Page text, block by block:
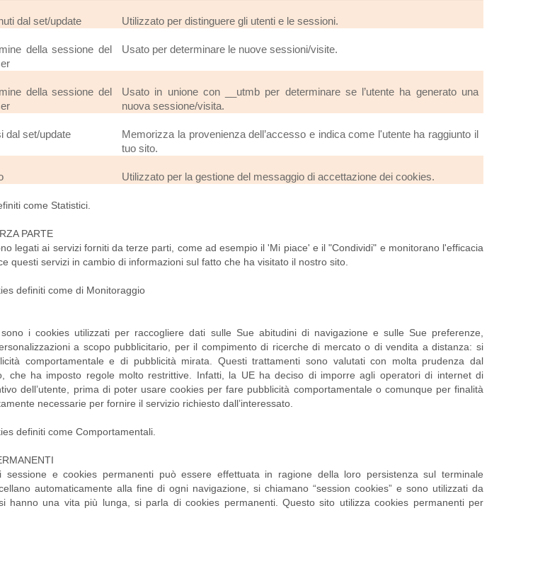
dal set/update Utilizzato per distinguere gli utenti e le sessioni.
della sessione del
Usato per determinare le nuove sessioni/visite.
della sessione del
Usato in unione con __utmb per determinare se l’utente ha generato una
nuova sessione/visita.
dal set/update
Memorizza la provenienza dell’accesso e indica come l'utente ha raggiunto il
tuo sito.
Utilizzato per la gestione del messaggio di accettazione dei cookies.
come Statistici.
PARTE
legati ai servizi forniti da terze parti, come ad esempio il 'Mi piace' e il "Condividi" e monitorano l'efficacia
questi servizi in cambio di informazioni sul fatto che ha visitato il nostro sito.
definiti come di Monitoraggio
sono i cookies utilizzati per raccogliere dati sulle Sue abitudini di navigazione e sulle Sue preferenze,
a scopo pubblicitario, per il compimento di ricerche di mercato o di vendita a distanza: si
comportamentale e di pubblicità mirata. Questi trattamenti sono valutati con molta prudenza dal
che ha imposto regole molto restrittive. Infatti, la UE ha deciso di imporre agli operatori di internet di
dell’utente, prima di poter usare cookies per fare pubblicità comportamentale o comunque per finalità
necessarie per fornire il servizio richiesto dall’interessato.
definiti come Comportamentali.
sessione e cookies permanenti può essere effettuata in ragione della loro persistenza sul terminale
automaticamente alla fine di ogni navigazione, si chiamano “session cookies” e sono utilizzati da
hanno una vita più lunga, si parla di cookies permanenti. Questo sito utilizza cookies permanenti per